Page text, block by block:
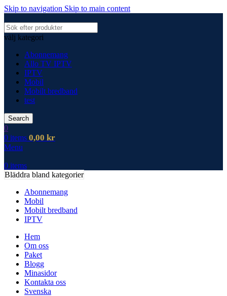
Skip to navigation Skip to main content
välj kategori
Abonnemang
Allo TV IPTV
IPTV
Mobil
Mobilt bredband
test
Search
0
0 items 0,00 kr
Menu
0 items
Bläddra bland kategorier
Abonnemang
Mobil
Mobilt bredband
IPTV
Hem
Om oss
Paket
Blogg
Minasidor
Kontakta oss
Svenska